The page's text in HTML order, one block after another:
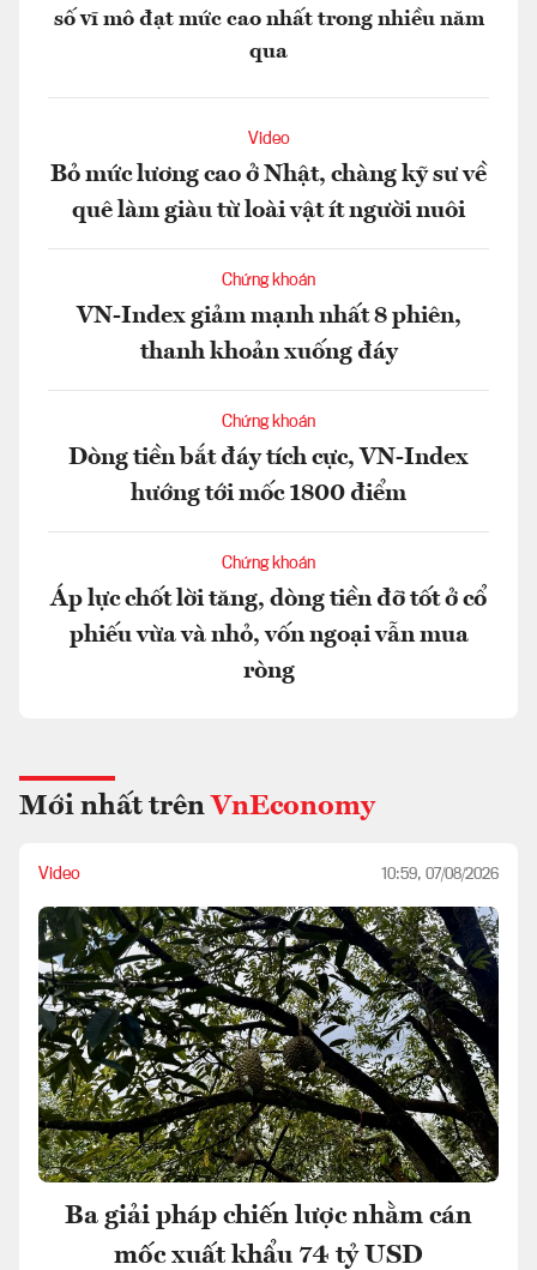
số vĩ mô đạt mức cao nhất trong nhiều năm
qua
Video
Bỏ mức lương cao ở Nhật, chàng kỹ sư về
quê làm giàu từ loài vật ít người nuôi
Chứng khoán
VN-Index giảm mạnh nhất 8 phiên,
thanh khoản xuống đáy
Chứng khoán
Dòng tiền bắt đáy tích cực, VN-Index
hướng tới mốc 1800 điểm
Chứng khoán
Áp lực chốt lời tăng, dòng tiền đỡ tốt ở cổ
phiếu vừa và nhỏ, vốn ngoại vẫn mua
ròng
Mới nhất trên VnEconomy
Video 10:59, 07/08/2026
Ba giải pháp chiến lược nhằm cán
mốc xuất khẩu 74 tỷ USD